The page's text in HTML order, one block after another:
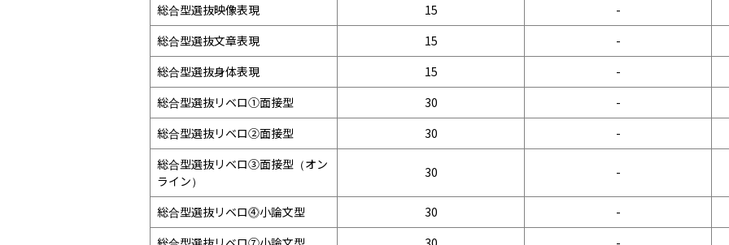
総合型選抜映像表現
15
-
総合型選抜文章表現
15
-
総合型選抜身体表現
15
-
総合型選抜リベロ①面接型
30
-
総合型選抜リベロ②面接型
30
-
総合型選抜リベロ③面接型（オン
ライン）
30 -
総合型選抜リベロ⓸小論文型 30
-